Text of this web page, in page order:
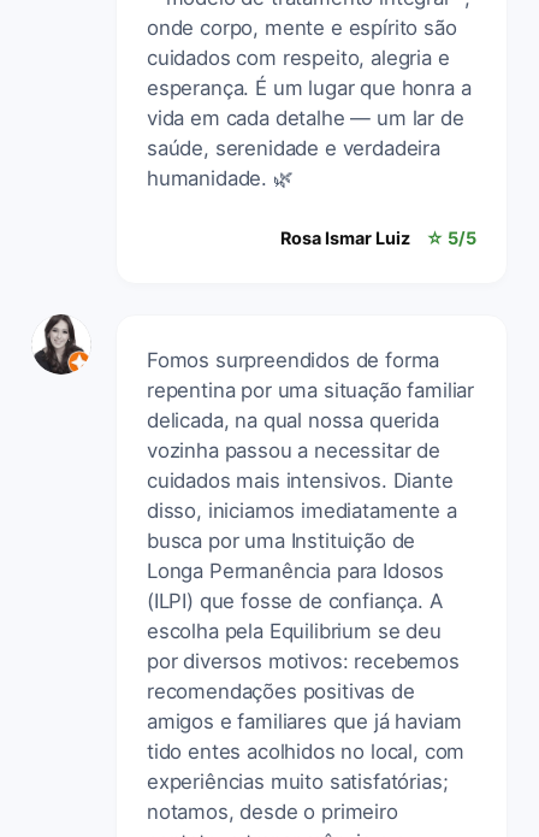
onde corpo, mente e espírito são
cuidados com respeito, alegria e
esperança. É um lugar que honra a
vida em cada detalhe — um lar de
saúde, serenidade e verdadeira
humanidade. 🌿
Rosa Ismar Luiz ☆ 5/5
Fomos surpreendidos de forma
repentina por uma situação familiar
delicada, na qual nossa querida
vozinha passou a necessitar de
cuidados mais intensivos. Diante
disso, iniciamos imediatamente a
busca por uma Instituição de
Longa Permanência para Idosos
(ILPI) que fosse de confiança. A
escolha pela Equilibrium se deu
por diversos motivos: recebemos
recomendações positivas de
amigos e familiares que já haviam
tido entes acolhidos no local, com
experiências muito satisfatórias;
notamos, desde o primeiro